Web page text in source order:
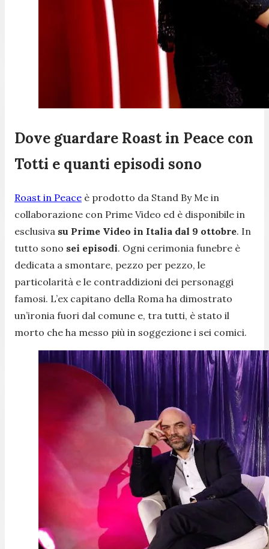
Dove guardare Roast in Peace con
Totti e quanti episodi sono
Roast in Peace è prodotto da Stand By Me in
collaborazione con Prime Video ed è disponibile in
esclusiva su Prime Video in Italia dal 9 ottobre. In
tutto sono sei episodi. Ogni cerimonia funebre è
dedicata a smontare, pezzo per pezzo, le
particolarità e le contraddizioni dei personaggi
famosi. L’ex capitano della Roma ha dimostrato
un’ironia fuori dal comune e, tra tutti, è stato il
morto che ha messo più in soggezione i sei comici.